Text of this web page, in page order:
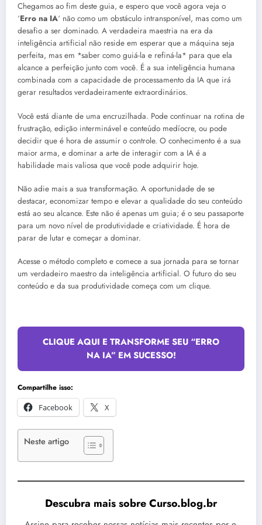
Chegamos ao fim deste guia, e espero que você agora veja o
‘Erro na IA‘ não como um obstáculo intransponível, mas como um
desafio a ser dominado. A verdadeira maestria na era da
inteligência artificial não reside em esperar que a máquina seja
perfeita, mas em *saber como guiá-la e refiná-la* para que ela
alcance a perfeição junto com você. É a sua inteligência humana
combinada com a capacidade de processamento da IA que irá
gerar resultados verdadeiramente extraordinários.
Você está diante de uma encruzilhada. Pode continuar na rotina de
frustração, edição interminável e conteúdo medíocre, ou pode
decidir que é hora de assumir o controle. O conhecimento é a sua
maior arma, e dominar a arte de interagir com a IA é a
habilidade mais valiosa que você pode adquirir hoje.
Não adie mais a sua transformação. A oportunidade de se
destacar, economizar tempo e elevar a qualidade do seu conteúdo
está ao seu alcance. Este não é apenas um guia; é o seu passaporte
para um novo nível de produtividade e criatividade. É hora de
parar de lutar e começar a dominar.
Acesse o método completo e comece a sua jornada para se tornar
um verdadeiro maestro da inteligência artificial. O futuro do seu
conteúdo e da sua produtividade começa com um clique.
CLIQUE AQUI E TRANSFORME SEU “ERRO
NA IA” EM SUCESSO!
Compartilhe isso:
Facebook
X
Neste artigo
Descubra mais sobre Curso.blog.br